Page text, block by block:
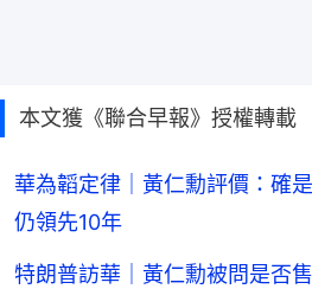
本文獲《聯合早報》授權轉載
華為韜定律｜黃仁勳評價：確
仍領先10年
特朗普訪華｜黃仁勳被問是否